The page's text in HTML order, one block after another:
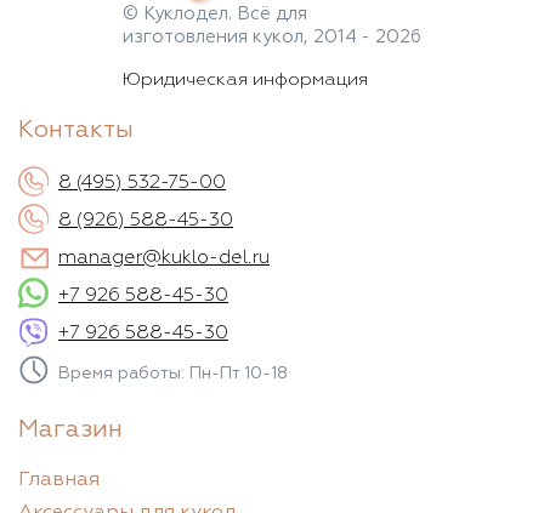
© Куклодел. Всё для
изготовления кукол, 2014 - 2026
Юридическая информация
Контакты
8 (495) 532-75-00
8 (926) 588-45-30
manager@kuklo-del.ru
+7 926 588-45-30
+7 926 588-45-30
Время работы: Пн-Пт 10-18
Магазин
Главная